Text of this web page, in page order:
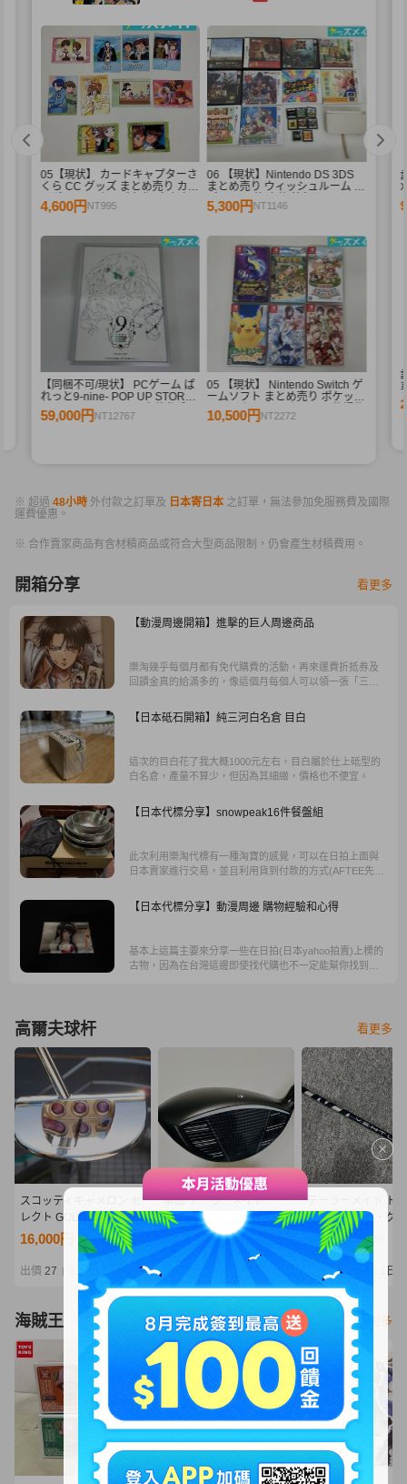
05【現状】 カードキャプターさ
くら CC グッズ まとめ売り カー
ドダス マスターズ 初版 木之本
桜 少狼 他
4,600円NT995
06 【現状】Nintendo DS 3DS
まとめ売り ウィッシュルーム リ
ズム天国 他 本体 箱無しソフト
5,300円NT1146
【同梱不可/現状】 PCゲーム ぱ
れっと9-nine- POP UP STORE
branches of memory 九條都 和
泉つばす 直筆サイン入り プリモ
59,000円NT12767
05 【現状】 Nintendo Switch ゲ
ームソフト まとめ売り ポケット
モンスター バイオレット 牧場物
語 他
10,500円NT2272
※ 超過 48小時 外付款之訂單及 日本寄日本 之訂單，無法參加免服務費及國際
運費優惠。
※ 合作賣家商品有含材積商品或符合大型商品限制，仍會產生材積費用。
開箱分享 看更多
【動漫周邊開箱】進擊的巨人周邊商品
樂淘幾乎每個月都有免代購費的活動，再來運費折抵券及
回饋金真的給滿多的，像這個月每個人可以領一張「三公
公斤要兩百多元，直接免費運送三公斤也太佛心了吧！
【日本砥石開箱】純三河白名倉 目白
這次的目白花了我大概1000元左右，目白屬於仕上砥型的
白名倉，產量不算少，但因為其細緻，價格也不便宜。
【日本代標分享】snowpeak16件餐盤組
此次利用樂淘代標有一種淘寶的感覺，可以在日拍上面與
日本賣家進行交易，並且利用貨到付款的方式(AFTEE先享
【日本代標分享】動漫周邊 購物經驗和心得
基本上這篇主要來分享一些在日拍(日本yahoo拍賣)上標的
古物，因為在台灣這邊即使找代購也不一定能幫你找到渠
高爾夫球杆 看更多
スコッティキャメロン セ
レクト GOLO S5 センタ
ーシャフト ☆ ミラーフィ
ニッシュ！！正規品で
す！
16,000円 NT3,462
出價 27 剩餘
美品 テーラーメイド
Qi4D 10.5° ドライバー ヘ
ッド 単体 HC付 日本仕様
正規品 ヘッドのみ
35,500円NT7,682
出價21 剩餘 3日
テーラーメイド ド
ー用 スリーブ・グ
付シャフト単体
BLUE VELOCORE
タス ブルー 6S フ
ラ
1,100円NT238
出價18 1日
海賊王 看更多